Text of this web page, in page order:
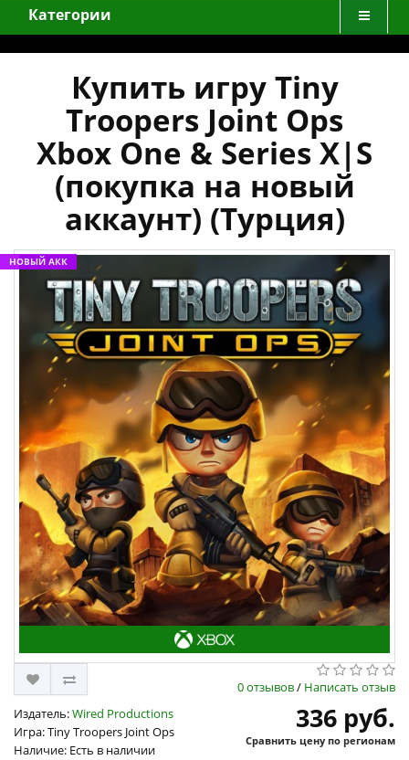
Категории
Купить игру Tiny
Troopers Joint Ops
Xbox One & Series X|S
(покупка на новый
аккаунт) (Турция)
НОВЫЙ АКК
0 отзывов/ Написать отзыв
Издатель:Wired Productions
Игра: Tiny Troopers Joint Ops
Наличие: Есть в наличии
336 руб.
Сравнить цену по регионам